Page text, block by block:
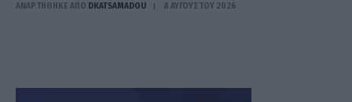
ΑΝΑΡΤΗΘΗΚΕ ΑΠΟ DKATSAMADOU 8 ΑΥΓΟΎΣΤΟΥ 2026